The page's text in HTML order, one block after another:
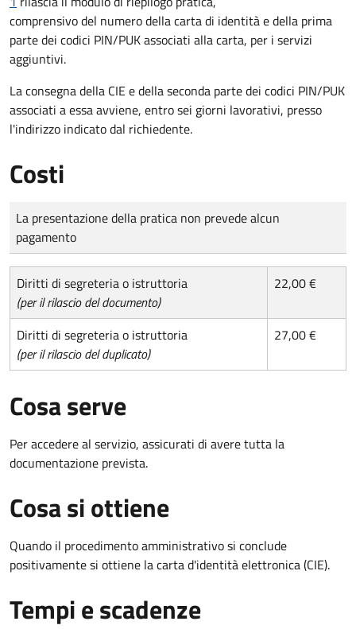
comprensivo del numero della carta di identità e della prima
parte dei codici PIN/PUK associati alla carta, per i servizi
aggiuntivi.
La consegna della CIE e della seconda parte dei codici PIN/PUK
associati a essa avviene, entro sei giorni lavorativi, presso
l'indirizzo indicato dal richiedente.
Costi
Tipo di pagamento
Importo
La presentazione della pratica non prevede alcun
pagamento
Diritti di segreteria o istruttoria
(per il rilascio del documento)
22,00 €
Diritti di segreteria o istruttoria
(per il rilascio del duplicato)
27,00 €
Cosa serve
Per accedere al servizio, assicurati di avere tutta la
documentazione prevista.
Cosa si ottiene
Quando il procedimento amministrativo si conclude
positivamente si ottiene la carta d'identità elettronica (CIE).
Tempi e scadenze